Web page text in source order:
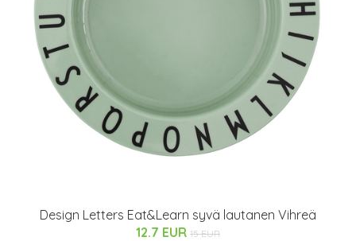
Design Letters Eat&Learn syvä lautanen Vihreä
12.7 EUR 15 EUR